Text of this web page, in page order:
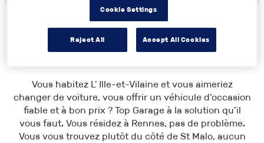
Toutes les annonces>Bretagne > Ille-et-Vilaine
Vous habitez L' Ille-et-Vilaine et vous aimeriez
changer de voiture, vous offrir un véhicule d’occasion
fiable et à bon prix ? Top Garage à la solution qu’il
vous faut. Vous résidez à Rennes, pas de problème.
Vous vous trouvez plutôt du côté de St Malo, aucun
Cookie Settings
Reject All Accept All Cookies